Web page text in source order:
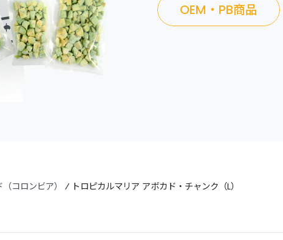
OEM・PB商品
コロンビア） ⁄ トロピカルマリア アボカド・チャンク（L）